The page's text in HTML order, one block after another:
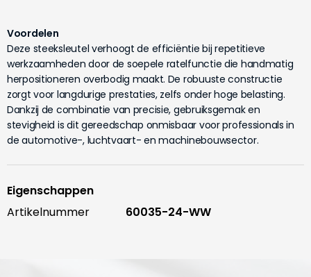
Voordelen
Deze steeksleutel verhoogt de efficiëntie bij repetitieve
werkzaamheden door de soepele ratelfunctie die handmatig
herpositioneren overbodig maakt. De robuuste constructie
zorgt voor langdurige prestaties, zelfs onder hoge belasting.
Dankzij de combinatie van precisie, gebruiksgemak en
stevigheid is dit gereedschap onmisbaar voor professionals in
de automotive-, luchtvaart- en machinebouwsector.
Eigenschappen
Artikelnummer
60035-24-WW